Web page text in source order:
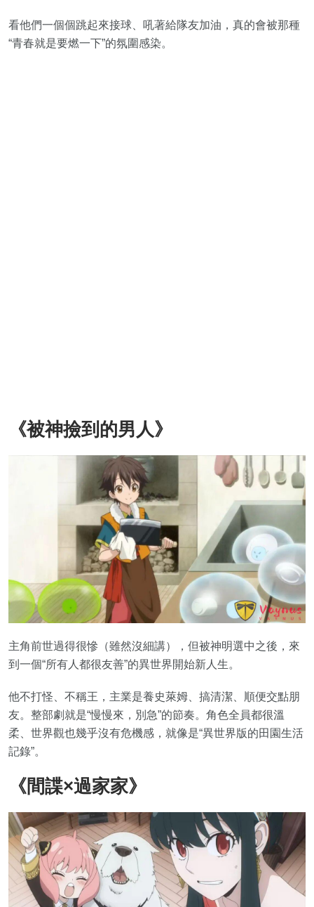
看他們一個個跳起來接球、吼著給隊友加油，真的會被那種
“青春就是要燃一下”的氛圍感染。
《被神撿到的男人》
主角前世過得很慘（雖然沒細講），但被神明選中之後，來
到一個“所有人都很友善”的異世界開始新人生。
他不打怪、不稱王，主業是養史萊姆、搞清潔、順便交點朋
友。整部劇就是“慢慢來，別急”的節奏。角色全員都很溫
柔、世界觀也幾乎沒有危機感，就像是“異世界版的田園生活
記錄”。
《間諜×過家家》